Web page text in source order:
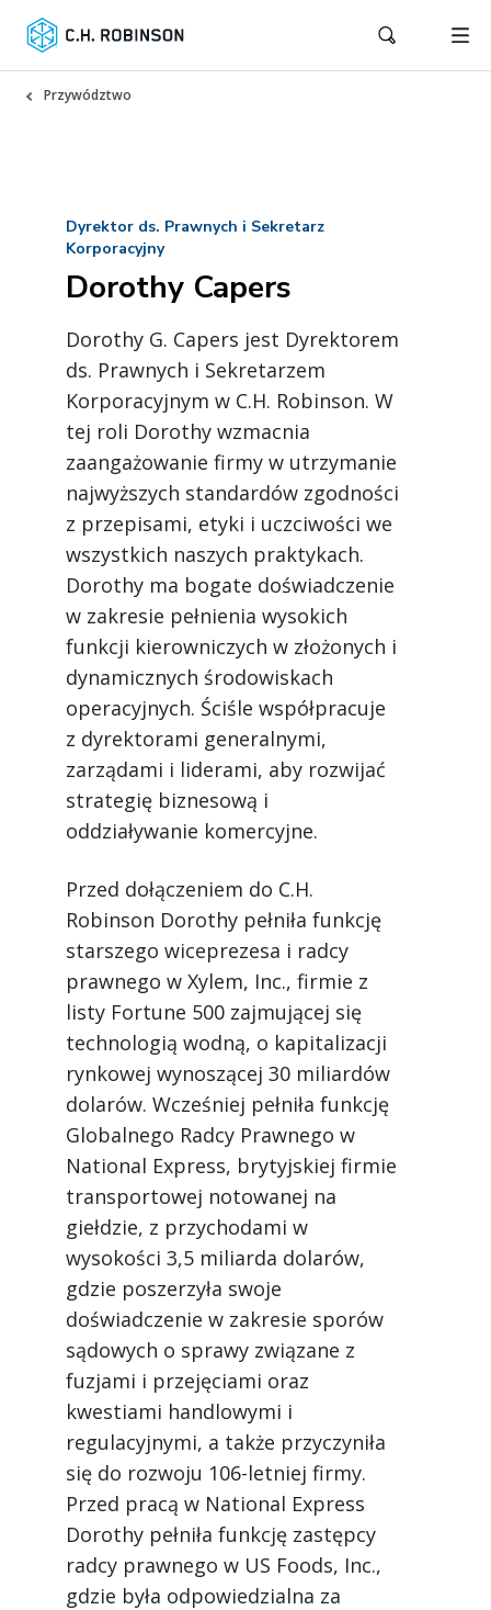
Przywództwo
Dyrektor ds. Prawnych i Sekretarz
Korporacyjny
Dorothy Capers
Dorothy G. Capers jest Dyrektorem
ds. Prawnych i Sekretarzem
Korporacyjnym w C.H. Robinson. W
tej roli Dorothy wzmacnia
zaangażowanie firmy w utrzymanie
najwyższych standardów zgodności
z przepisami, etyki i uczciwości we
wszystkich naszych praktykach.
Dorothy ma bogate doświadczenie
w zakresie pełnienia wysokich
funkcji kierowniczych w złożonych i
dynamicznych środowiskach
operacyjnych. Ściśle współpracuje
z dyrektorami generalnymi,
zarządami i liderami, aby rozwijać
strategię biznesową i
oddziaływanie komercyjne.
Przed dołączeniem do C.H.
Robinson Dorothy pełniła funkcję
starszego wiceprezesa i radcy
prawnego w Xylem, Inc., firmie z
listy Fortune 500 zajmującej się
technologią wodną, o kapitalizacji
rynkowej wynoszącej 30 miliardów
dolarów. Wcześniej pełniła funkcję
Globalnego Radcy Prawnego w
National Express, brytyjskiej firmie
transportowej notowanej na
giełdzie, z przychodami w
wysokości 3,5 miliarda dolarów,
gdzie poszerzyła swoje
doświadczenie w zakresie sporów
sądowych o sprawy związane z
fuzjami i przejęciami oraz
kwestiami handlowymi i
regulacyjnymi, a także przyczyniła
się do rozwoju 106-letniej firmy.
Przed pracą w National Express
Dorothy pełniła funkcję zastępcy
radcy prawnego w US Foods, Inc.,
gdzie była odpowiedzialna za